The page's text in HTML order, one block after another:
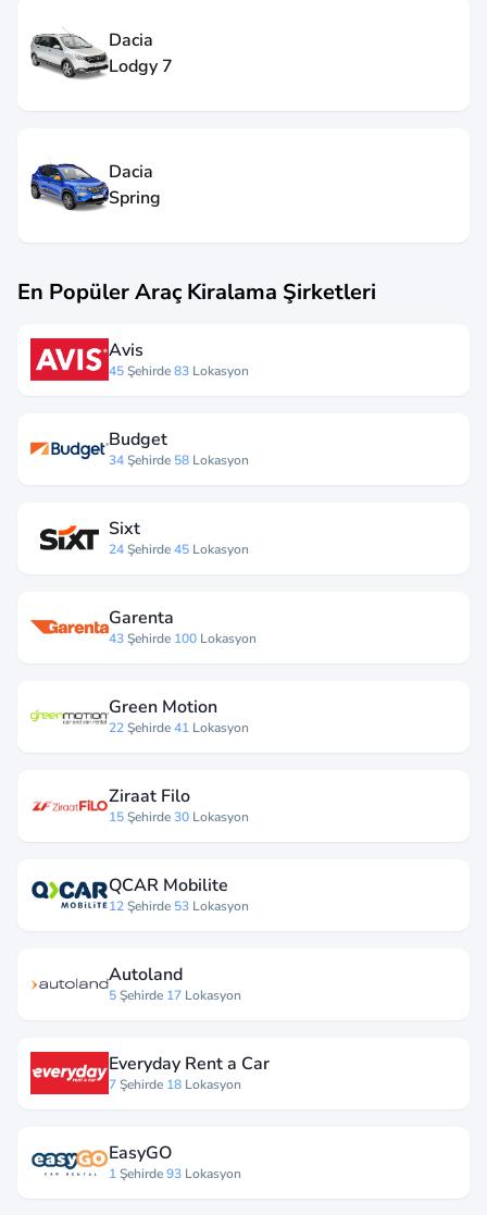
Dacia
Lodgy 7
Dacia
Spring
En Popüler Araç Kiralama Şirketleri
Avis
45Şehirde83 Lokasyon
Budget
34Şehirde 58 Lokasyon
Sixt
24Şehirde45 Lokasyon
Garenta
43Şehirde 100 Lokasyon
Green Motion
22Şehirde41 Lokasyon
Ziraat Filo
15Şehirde30 Lokasyon
QCAR Mobilite
12Şehirde 53 Lokasyon
Autoland
5Şehirde 17 Lokasyon
Everyday Rent a Car
7Şehirde 18 Lokasyon
EasyGO
1Şehirde93 Lokasyon